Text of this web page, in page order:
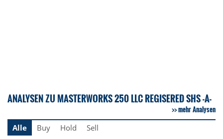
ANALYSEN ZU MASTERWORKS 250 LLC REGISERED SHS -A-
mehr Analysen
Alle
Buy Hold Sell